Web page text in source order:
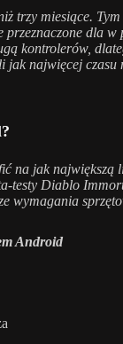
trzy miesiące.
dla w
kontrolerów,
jak najwięcej czasu
na jak największą
testy Diablo
wymagania
Android